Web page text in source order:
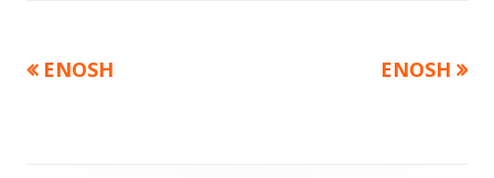
投前
ENOSH
次
ENOSH